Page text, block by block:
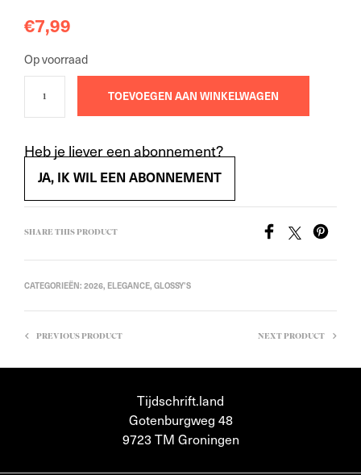
€7,99
Op voorraad
TOEVOEGEN AAN WINKELWAGEN
Heb je liever een abonnement?
JA, IK WIL EEN ABONNEMENT
SHARE THIS PRODUCT
CATEGORIEËN: 2026, ELEGANCE, GLOSSY'S
PREVIOUS PRODUCT NEXT PRODUCT
Tijdschrift.land
Gotenburgweg 48
9723 TM Groningen